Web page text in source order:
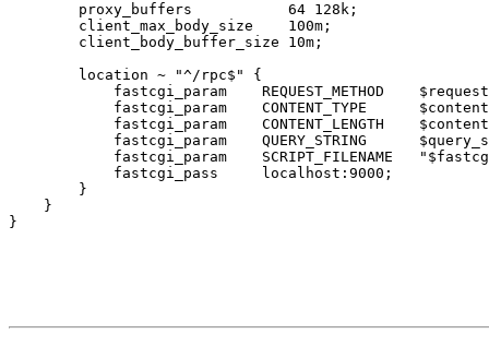
        proxy_buffers           64 128k;
        client_max_body_size    100m;
        client_body_buffer_size 10m;
        location ~ "^/rpc$" {
fastcgi_param    REQUEST_METHOD
fastcgi_param    CONTENT_TYPE
fastcgi_param    CONTENT_LENGTH
fastcgi_param    QUERY_STRING
fastcgi_param    SCRIPT_FILENAME
            fastcgi_pass     localhost:9000;
        }
    }
}